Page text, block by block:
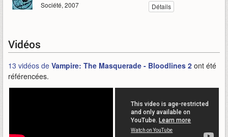
Société, 2007 Détails
Vidéos
13 vidéos de Vampire: The Masquerade - Bloodlines 2 ont été
référencées.